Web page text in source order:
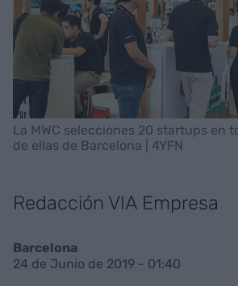
La MWC selecciones 20 startups en
de ellas de Barcelona | 4YFN
Redacción VIA Empresa
Barcelona
24 de Junio de 2019 - 01:40